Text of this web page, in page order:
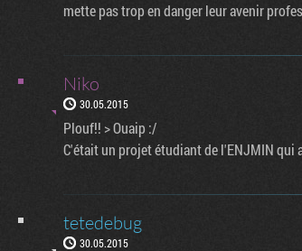
mette pas trop en danger leur avenir
Niko
30.05.2015
Plouf!! > Ouaip :/
C'était un projet étudiant de l'ENJMIN qui
tetedebug
30.05.2015